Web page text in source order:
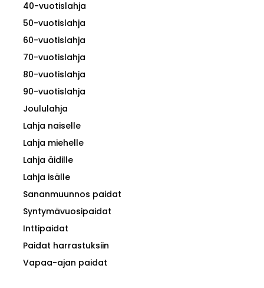
40-vuotislahja
50-vuotislahja
60-vuotislahja
70-vuotislahja
80-vuotislahja
90-vuotislahja
Joululahja
Lahja naiselle
Lahja miehelle
Lahja äidille
Lahja isälle
Sananmuunnos paidat
Syntymävuosipaidat
Inttipaidat
Paidat harrastuksiin
Vapaa-ajan paidat